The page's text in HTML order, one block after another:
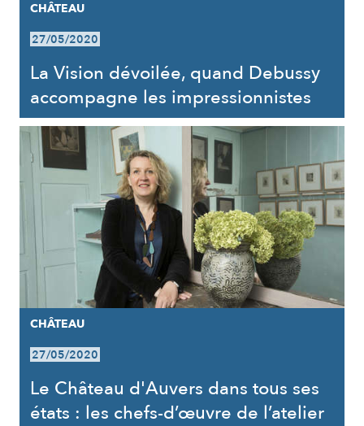
CHÂTEAU
27/05/2020
La Vision dévoilée, quand Debussy
accompagne les impressionnistes
CHÂTEAU
27/05/2020
Le Château d'Auvers dans tous ses
états : les chefs-d’œuvre de l’atelier